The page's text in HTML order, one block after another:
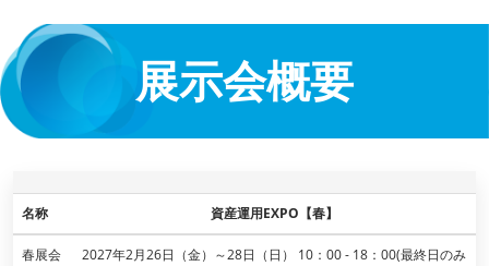
展示会概要
名称 資産運用EXPO【春】
春展会
2027年2月26日（金）～28日（日） 10：00 - 18：00(最終日のみ